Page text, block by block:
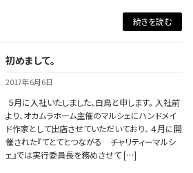
続きを読む
初めまして。
2017年6月6日
５月に入社いたしました、白鳥と申します。 入社前
より、オカムラホーム主催のマルシェにハンドメイ
ド作家として出店させていただいており、 ４月に開
催された『てとてとつながる チャリティーマルシ
ェ』では実行委員長を務めさせて […]